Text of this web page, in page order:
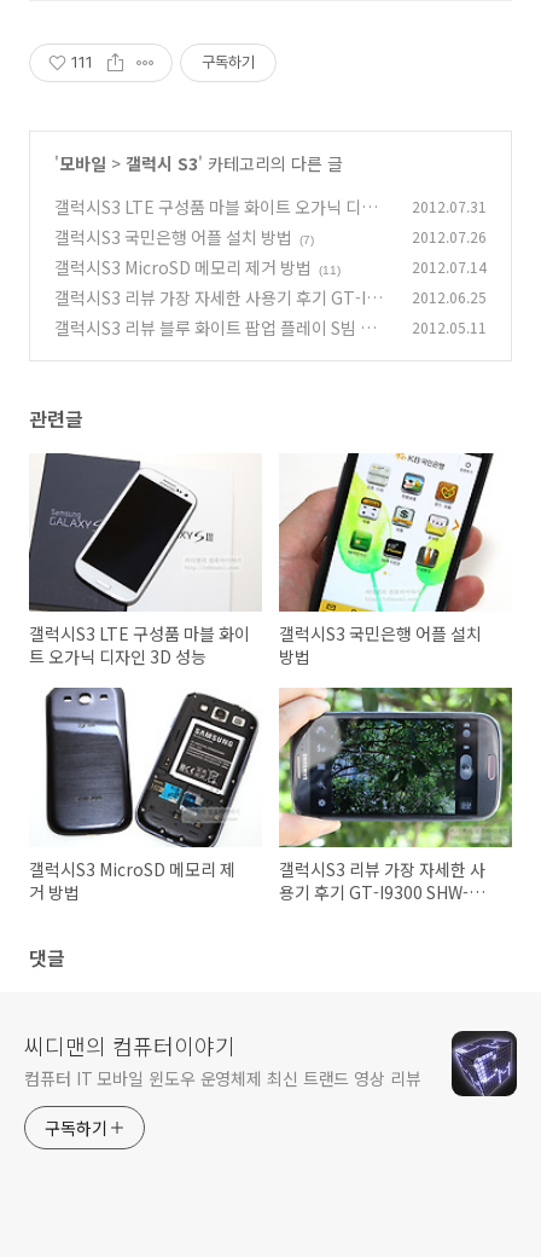
111 구독하기
'모바일 > 갤럭시 S3' 카테고리의 다른 글
갤럭시S3 LTE 구성품 마블 화이트 오가닉 디자
인 3D 성능 (7)
2012.07.31
갤럭시S3 국민은행 어플 설치 방법 (7) 2012.07.26
갤럭시S3 MicroSD 메모리 제거 방법 (11) 2012.07.14
갤럭시S3 리뷰 가장 자세한 사용기 후기 GT-I93
00 SHW-M440S GALAXY S III
(106)
2012.06.25
갤럭시S3 리뷰 블루 화이트 팝업 플레이 S빔 무
2012.05.11
관련글
갤럭시S3 LTE 구성품 마블 화이
트 오가닉 디자인 3D 성능
갤럭시S3 국민은행 어플 설치
방법
갤럭시S3 MicroSD 메모리 제
거 방법
갤럭시S3 리뷰 가장 자세한 사
용기 후기 GT-I9300 SHW-
댓글
씨디맨의 컴퓨터이야기
컴퓨터 IT 모바일 윈도우 운영체제 최신 트랜드 영상 리뷰
구독하기